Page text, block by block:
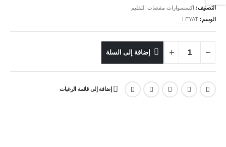
التصنيف: اكسسوارات مقصات التقليم
الوسم: LEYAT
إضافة إلى السلة
إضافة إلى قائمة الرغبات